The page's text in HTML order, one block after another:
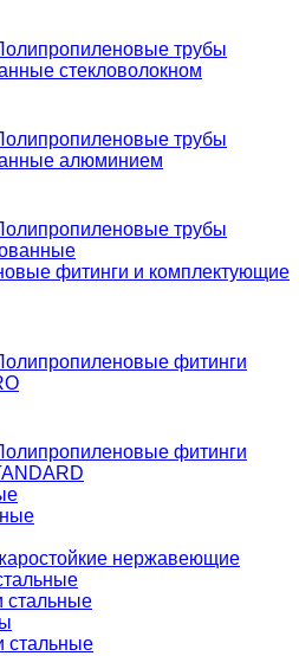
трубы
стекловолокном
трубы
алюминием
трубы
фитинги и комплектующие
фитинги
фитинги
нержавеющие
стальные
стальные